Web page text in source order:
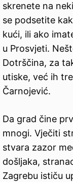
skrenete na
se podsetite
kući, ili ako
u Prosvjeti.
Dotrščina, za
utiske, već ih
Čarnojević.
Da grad čine
mnogi. Vječiti
stvara zazor
došljaka,
Zagrebu ističu